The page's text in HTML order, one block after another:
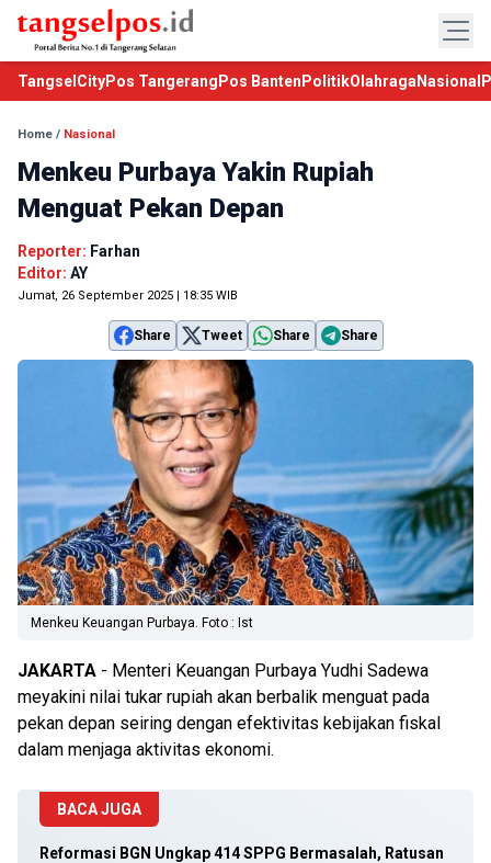
TangselCityPos Tangerang Pos Banten PolitikOlahraga Nasional
Home / Nasional
Menkeu Purbaya Yakin Rupiah
Menguat Pekan Depan
Reporter: Farhan
Editor: AY
Jumat, 26 September 2025 | 18:35 WIB
Share Tweet Share Share
Menkeu Keuangan Purbaya. Foto : Ist
JAKARTA - Menteri Keuangan Purbaya Yudhi Sadewa
meyakini nilai tukar rupiah akan berbalik menguat pada
pekan depan seiring dengan efektivitas kebijakan fiskal
dalam menjaga aktivitas ekonomi.
BACA JUGA
Reformasi BGN Ungkap 414 SPPG Bermasalah, Ratusan